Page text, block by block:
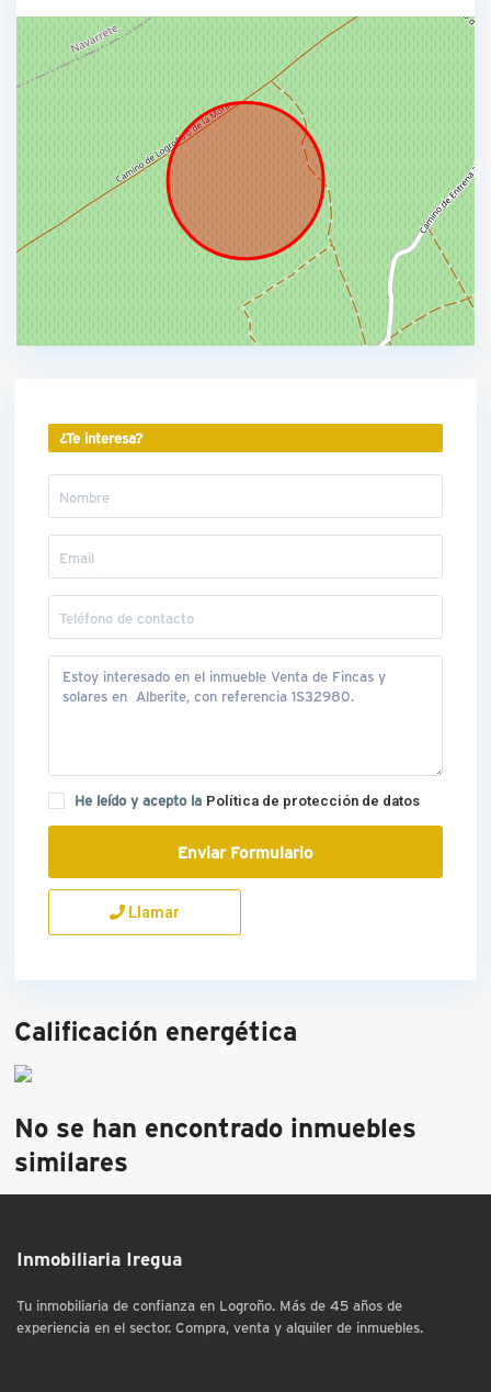
¿Te interesa?
He leído y acepto la Política de protección de datos
Llamar
Calificación energética
No se han encontrado inmuebles
similares
Inmobiliaria Iregua
Tu inmobiliaria de confianza en Logroño. Más de 45 años de
experiencia en el sector. Compra, venta y alquiler de inmuebles.